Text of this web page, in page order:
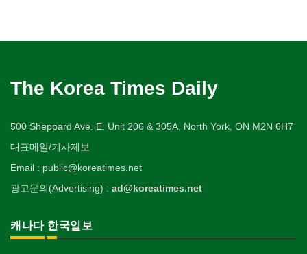
The Korea Times Daily
500 Sheppard Ave. E. Unit 206 & 305A, North York, ON M2N 6H7
대표메일/기사제보
Email : public@koreatimes.net
광고문의(Advertising) : ad@koreatimes.net
캐나다 한국일보